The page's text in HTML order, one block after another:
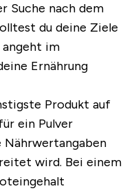
Suche nach dem
du deine Ziele
angeht im
Ernährung
Produkt auf
ein Pulver
wird. Bei einem